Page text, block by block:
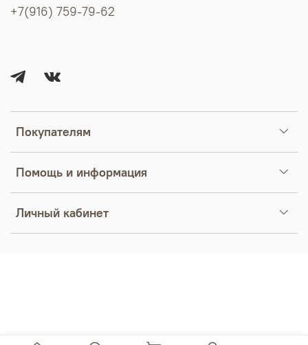
Покупателям
Помощь и информация
Личный кабинет
+7(916) 759-79-62